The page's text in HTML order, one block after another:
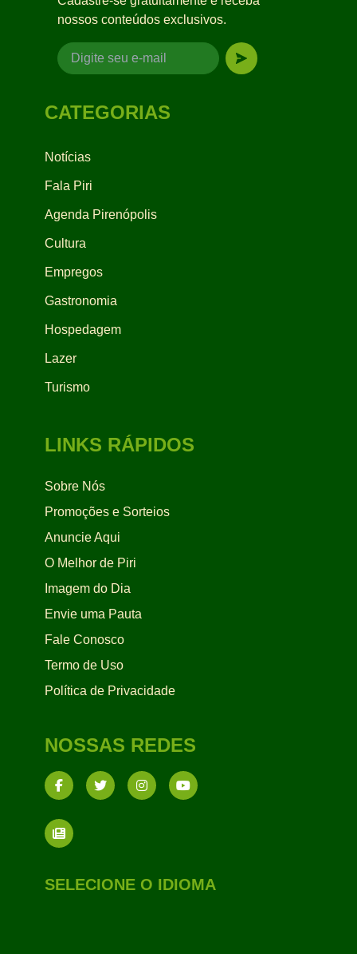
nossos conteúdos exclusivos.
CATEGORIAS
Notícias
Fala Piri
Agenda Pirenópolis
Cultura
Empregos
Gastronomia
Hospedagem
Lazer
Turismo
LINKS RÁPIDOS
Sobre Nós
Promoções e Sorteios
Anuncie Aqui
O Melhor de Piri
Imagem do Dia
Envie uma Pauta
Fale Conosco
Termo de Uso
Política de Privacidade
NOSSAS REDES
SELECIONE O IDIOMA